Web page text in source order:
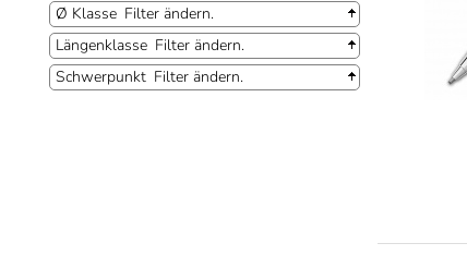
Ø Klasse Filter ändern.
Längenklasse Filter ändern.
Schwerpunkt Filter ändern.